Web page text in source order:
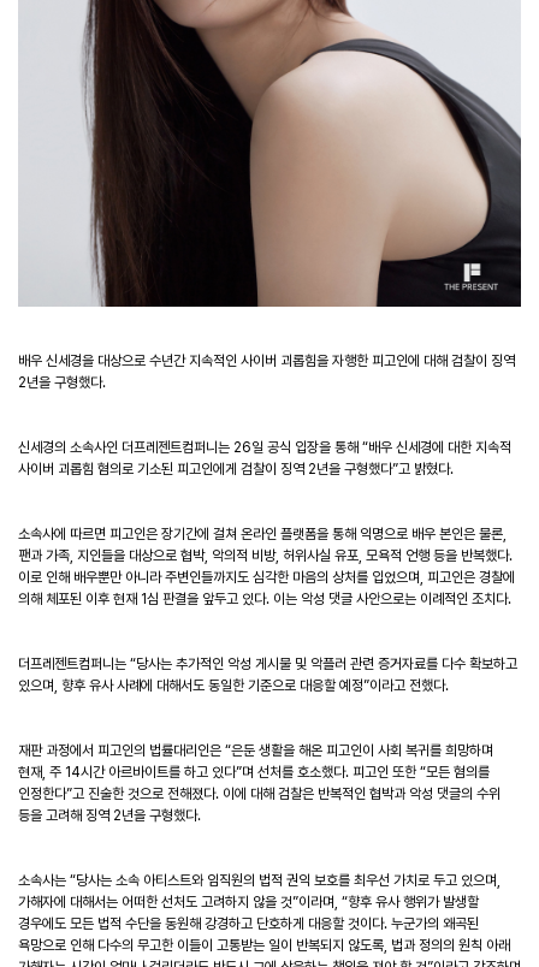
배우 신세경을 대상으로 수년간 지속적인 사이버 괴롭힘을 자행한 피고인에 대해 검찰이 징역
2년을 구형했다.
신세경의 소속사인 더프레젠트컴퍼니는 26일 공식 입장을 통해 “배우 신세경에 대한 지속적
사이버 괴롭힘 혐의로 기소된 피고인에게 검찰이 징역 2년을 구형했다”고 밝혔다.
소속사에 따르면 피고인은 장기간에 걸쳐 온라인 플랫폼을 통해 익명으로 배우 본인은 물론,
팬과 가족, 지인들을 대상으로 협박, 악의적 비방, 허위사실 유포, 모욕적 언행 등을 반복했다.
이로 인해 배우뿐만 아니라 주변인들까지도 심각한 마음의 상처를 입었으며, 피고인은 경찰에
의해 체포된 이후 현재 1심 판결을 앞두고 있다. 이는 악성 댓글 사안으로는 이례적인 조치다.
더프레젠트컴퍼니는 “당사는 추가적인 악성 게시물 및 악플러 관련 증거자료를 다수 확보하고
있으며, 향후 유사 사례에 대해서도 동일한 기준으로 대응할 예정”이라고 전했다.
재판 과정에서 피고인의 법률대리인은 “은둔 생활을 해온 피고인이 사회 복귀를 희망하며
현재, 주 14시간 아르바이트를 하고 있다”며 선처를 호소했다. 피고인 또한 “모든 혐의를
인정한다”고 진술한 것으로 전해졌다. 이에 대해 검찰은 반복적인 협박과 악성 댓글의 수위
등을 고려해 징역 2년을 구형했다.
소속사는 “당사는 소속 아티스트와 임직원의 법적 권익 보호를 최우선 가치로 두고 있으며
가해자에 대해서는 어떠한 선처도 고려하지 않을 것”이라며 , “향후 유사 행위가 발생할
경우에도 모든 법적 수단을 동원해 강경하고 단호하게 대응할 것이다. 누군가의 왜곡된
욕망으로 인해 다수의 무고한 이들이 고통받는 일이 반복되지 않도록 법과 정의의 원칙 아래